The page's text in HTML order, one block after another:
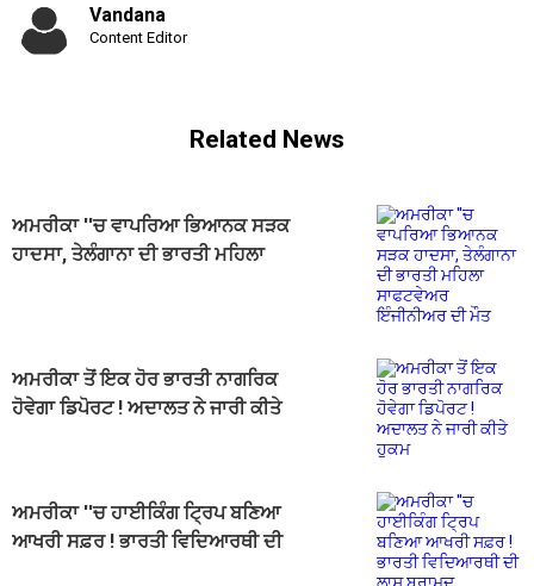
Vandana
Content Editor
Related News
ਅਮਰੀਕਾ ''ਚ ਵਾਪਰਿਆ ਭਿਆਨਕ ਸੜਕ
ਹਾਦਸਾ, ਤੇਲੰਗਾਨਾ ਦੀ ਭਾਰਤੀ ਮਹਿਲਾ
ਅਮਰੀਕਾ ਤੋਂ ਇਕ ਹੋਰ ਭਾਰਤੀ ਨਾਗਰਿਕ
ਹੋਵੇਗਾ ਡਿਪੋਰਟ ! ਅਦਾਲਤ ਨੇ ਜਾਰੀ ਕੀਤੇ
ਅਮਰੀਕਾ ''ਚ ਹਾਈਕਿੰਗ ਟ੍ਰਿਪ ਬਣਿਆ
ਆਖਰੀ ਸਫ਼ਰ ! ਭਾਰਤੀ ਵਿਦਿਆਰਥੀ ਦੀ